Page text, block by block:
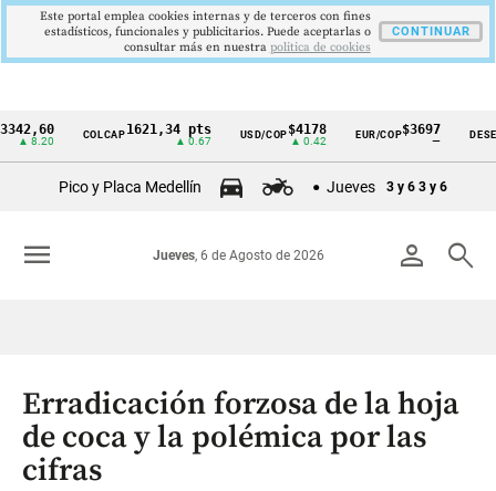
Cintillo
Colombia
COLCAP1621,34 pts USD/COP$4178
▲ 0.42
EUR/COP$3697
—
DESEMPLEO
Pico y Placa Medellín Jueves 3 y 6 3 y 6
person search
Jueves, 6 de Agosto de 2026
menu
Erradicación forzosa de la hoja
de coca y la polémica por las
cifras
Este portal emplea cookies internas y de terceros con fines
estadísticos, funcionales y publicitarios. Puede aceptarlas o
consultar más en nuestra politica de cookies
CONTINUAR